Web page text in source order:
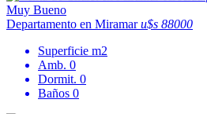
Muy Bueno
Departamento en Miramaru$s 88000
Superficie m2
Amb. 0
Dormit. 0
Baños 0